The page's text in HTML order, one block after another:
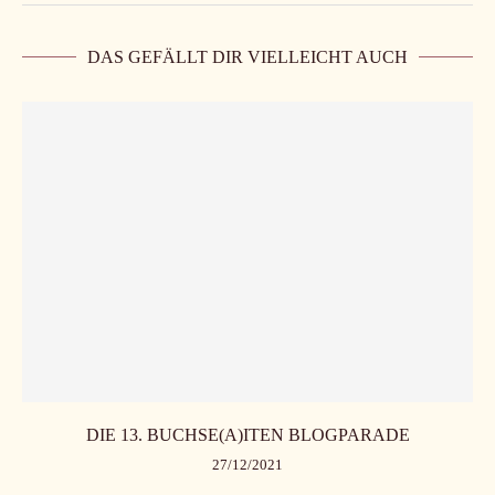
DAS GEFÄLLT DIR VIELLEICHT AUCH
DIE 13. BUCHSE(A)ITEN BLOGPARADE
27/12/2021